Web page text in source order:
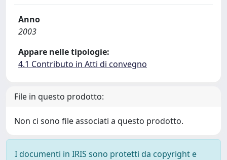
Anno
2003
Appare nelle tipologie:
4.1 Contributo in Atti di convegno
File in questo prodotto:
Non ci sono file associati a questo prodotto.
I documenti in IRIS sono protetti da copyright e